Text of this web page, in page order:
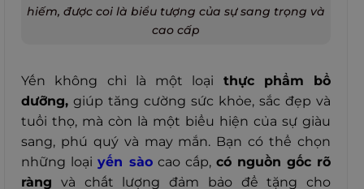
hiếm, được coi là biểu tượng của sự sang trọng và
cao cấp
Yến không chỉ là một loại thực phẩm bổ
dưỡng, giúp tăng cường sức khỏe, sắc đẹp và
tuổi thọ, mà còn là một biểu hiện của sự giàu
sang, phú quý và may mắn. Bạn có thể chọn
những loạiyến sàocao cấp,có nguồn gốc rõ
ràng và chất lượng đảm bảo để tặng cho